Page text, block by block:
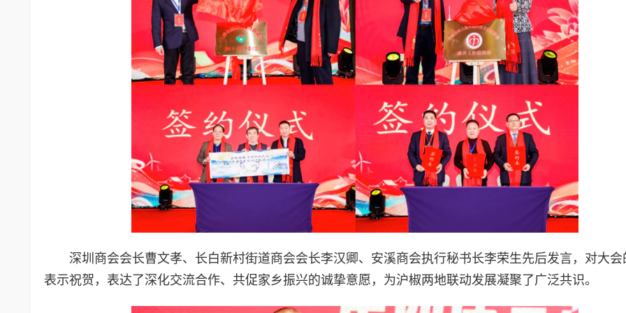
深圳商会会长曹文孝、长白新村街道商会会长李汉卿、安溪商会执行秘书长李荣生先后发言，对大会
表示祝贺，表达了深化交流合作、共促家乡振兴的诚挚意愿，为沪椒两地联动发展凝聚了广泛共识。